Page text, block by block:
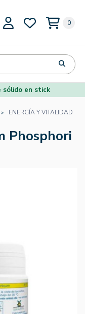
0
sólido en stick
ENERGÍA Y VITALIDAD
Phosphori